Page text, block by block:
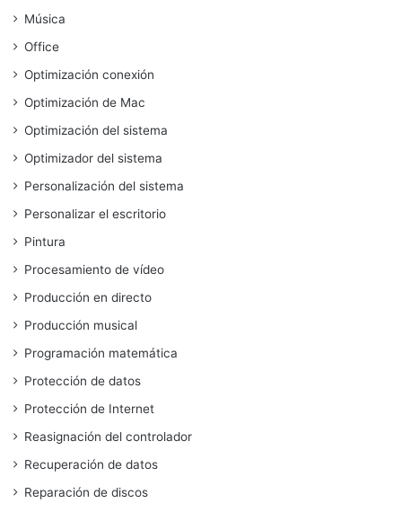
Música
Office
Optimización conexión
Optimización de Mac
Optimización del sistema
Optimizador del sistema
Personalización del sistema
Personalizar el escritorio
Pintura
Procesamiento de vídeo
Producción en directo
Producción musical
Programación matemática
Protección de datos
Protección de Internet
Reasignación del controlador
Recuperación de datos
Reparación de discos